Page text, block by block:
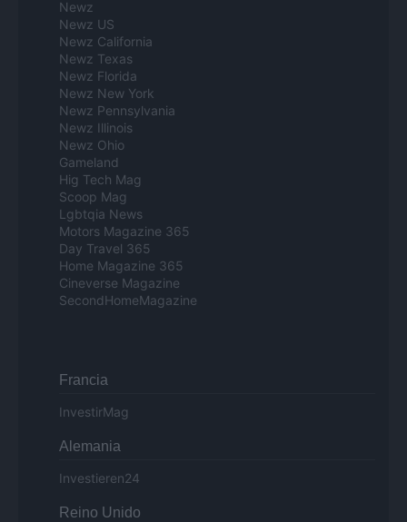
Newz
Newz US
Newz California
Newz Texas
Newz Florida
Newz New York
Newz Pennsylvania
Newz Illinois
Newz Ohio
Gameland
Hig Tech Mag
Scoop Mag
Lgbtqia News
Motors Magazine 365
Day Travel 365
Home Magazine 365
Cineverse Magazine
SecondHomeMagazine
Francia
InvestirMag
Alemania
Investieren24
Reino Unido